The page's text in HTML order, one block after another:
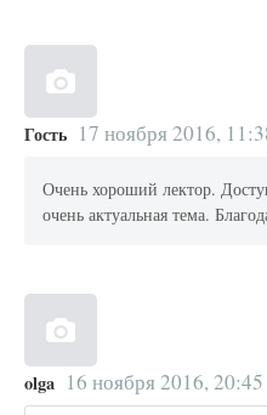
Гость 17 ноября 2016,
Очень хороший лектор.
очень актуальная тема.
olga 16 ноября 2016, 20:45